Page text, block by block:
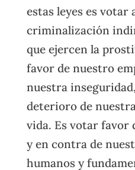
estas leyes es votar
criminalización
que ejercen la
favor de nuestro
nuestra
deterioro de
vida. Es votar favor
y en contra de
humanos y